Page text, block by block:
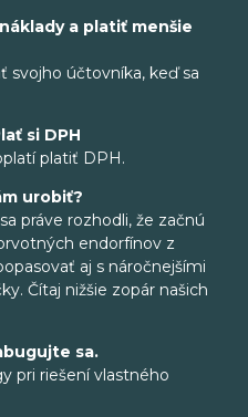
a platiť menšie
svojho účtovníka, keď sa
si DPH
platiť DPH.
urobiť?
práve rozhodli, že začnú
endorfínov z
aj s náročnejšími
Čítaj nižšie zopár našich
sa.
pri riešení vlastného